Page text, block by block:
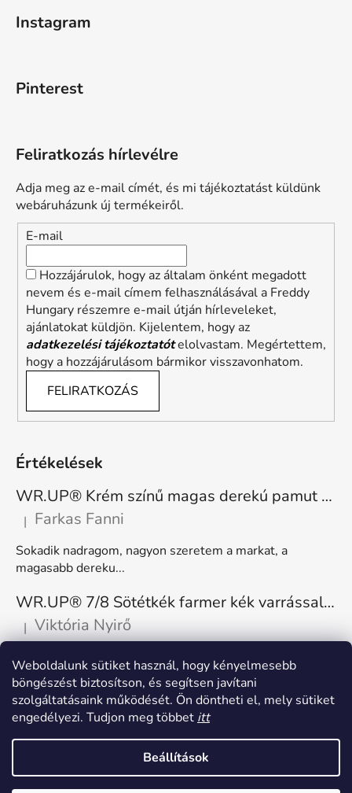
Weboldalunk sütiket használ, hogy kényelmesebb
böngészést biztosítson, és segítsen javítani
szolgáltatásaink működését. Ön döntheti el, mely sütiket
engedélyezi. Tudjon meg többet itt
Beállítások
Instagram
Pinterest
Feliratkozás hírlevélre
Adja meg az e-mail címét, és mi tájékoztatást küldünk
webáruházunk új termékeiről.
E-mail
Hozzájárulok, hogy az általam önként megadott
nevem és e-mail címem felhasználásával a Freddy
Hungary részemre e-mail útján hírleveleket,
ajánlatokat küldjön. Kijelentem, hogy az
adatkezelési tájékoztatótelolvastam. Megértettem,
hogy a hozzájárulásom bármikor visszavonhatom.
FELIRATKOZÁS
Értékelések
WR.UP® Krém színű magas derekú pamut nadrág RE(MOVE) WRUP1HC001ORG, Z40
A termék értékelése 5-ből 5 csillag.
| Farkas Fanni
Sokadik nadragom, nagyon szeretem a markat, a
magasabb dereku...
WR.UP® 7/8 Sötétkék farmer kék varrással, superskinny RE(MOVE) WRUP4RC002ORG, J0B
A termék értékelése 5-ből 5 csillag.
| Viktória Nyirő
Nagyon kényelmes, rugalmas. Méretnek megfelelő.